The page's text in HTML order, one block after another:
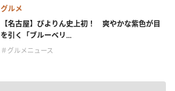
グルメ
【名古屋】ぴよりん史上初！ 爽やかな紫色が目
を引く「ブルーベリ...
＃グルメニュース